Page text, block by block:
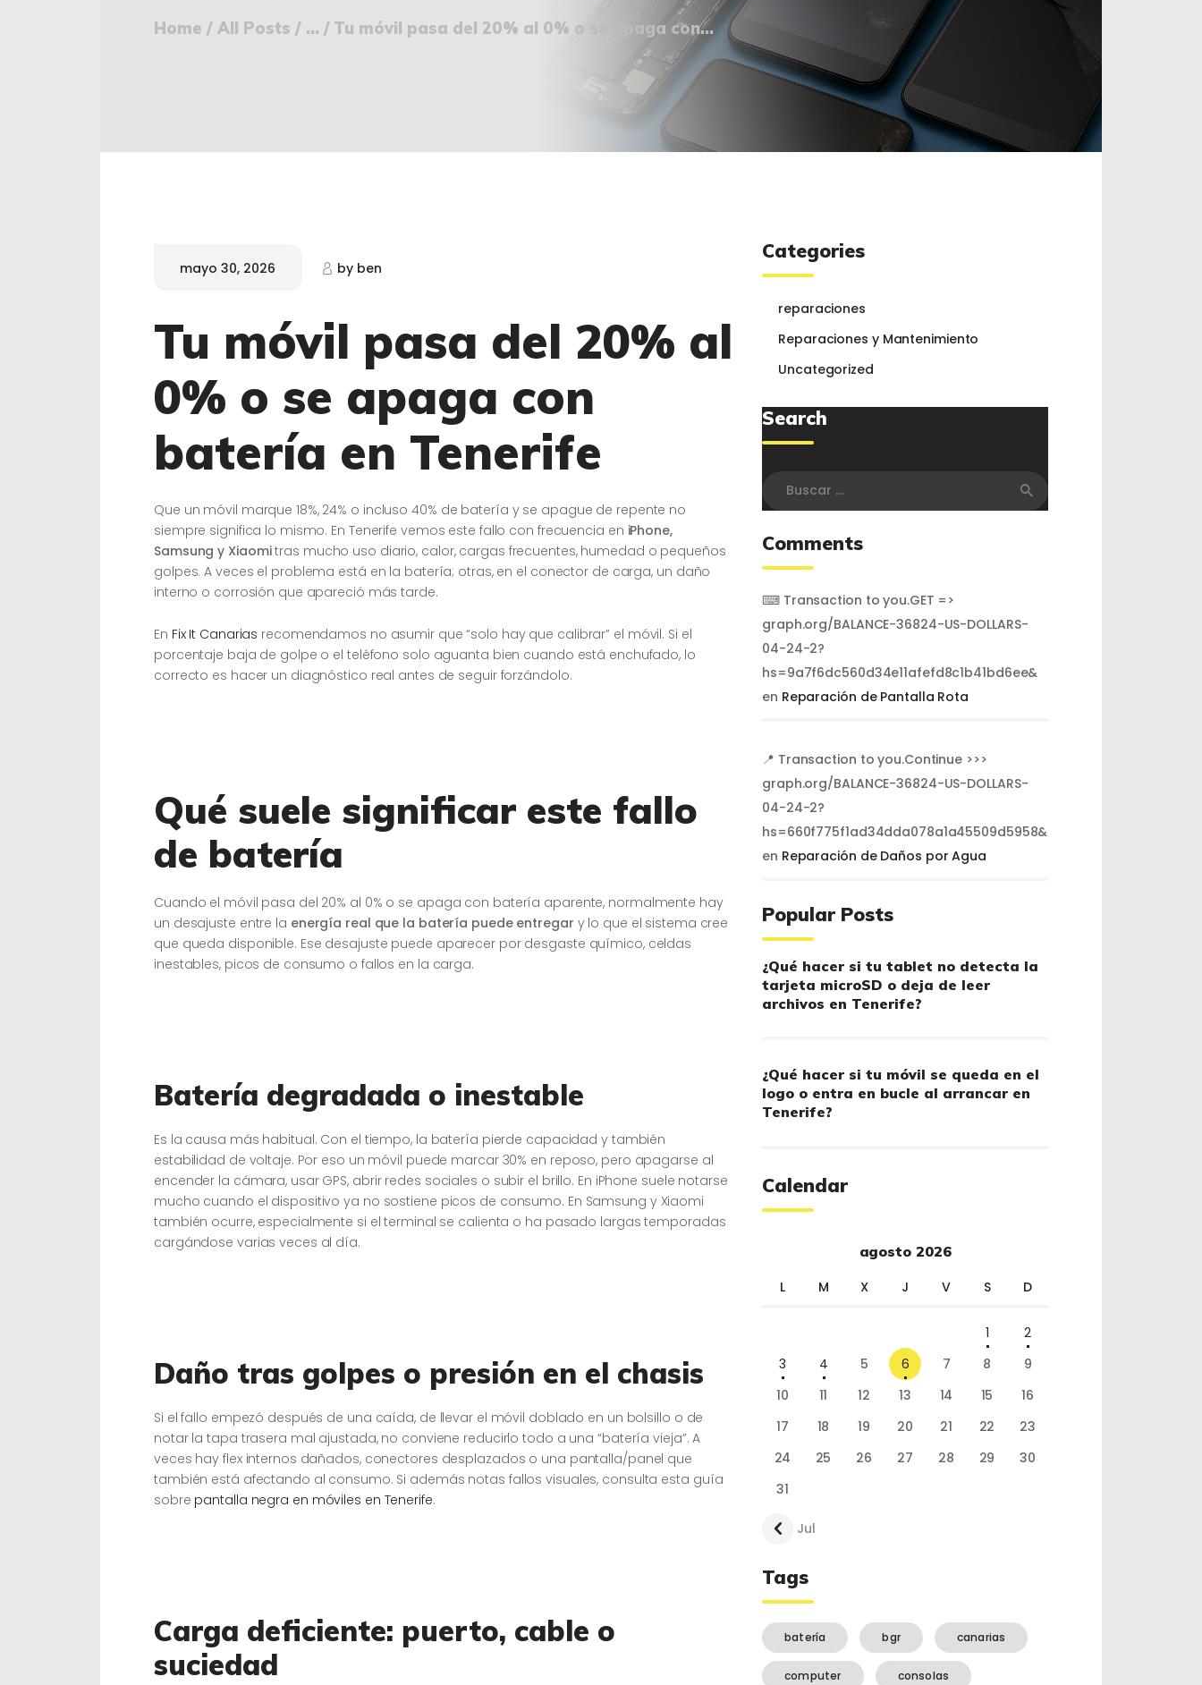
Home All Posts ... Tu móvil pasa del 20% al 0% o se apaga con...
🔒 POLÍTICA DE
mayo 30, 2026 byben
Tu móvil pasa del 20% al
0% o se apaga con
batería en Tenerife
Que un móvil marque 18%, 24% o incluso 40% de batería y se apague de repente no
siempre significa lo mismo. En Tenerife vemos este fallo con frecuencia en iPhone,
Samsung y Xiaomitras mucho uso diario, calor, cargas frecuentes, humedad o pequeños
golpes. A veces el problema está en la batería; otras, en el conector de carga, un daño
interno o corrosión que apareció más tarde.
En Fix It Canarias recomendamos no asumir que “solo hay que calibrar” el móvil. Si el
porcentaje baja de golpe o el teléfono solo aguanta bien cuando está enchufado, lo
correcto es hacer un diagnóstico real antes de seguir forzándolo.
Qué suele significar este fallo
de batería
Cuando el móvil pasa del 20% al 0% o se apaga con batería aparente, normalmente hay
un desajuste entre la energía real que la batería puede entregar y lo que el sistema cree
que queda disponible. Ese desajuste puede aparecer por desgaste químico, celdas
inestables, picos de consumo o fallos en la carga.
Batería degradada o inestable
Es la causa más habitual. Con el tiempo, la batería pierde capacidad y también
estabilidad de voltaje. Por eso un móvil puede marcar 30% en reposo, pero apagarse al
encender la cámara, usar GPS, abrir redes sociales o subir el brillo. En iPhone suele notarse
mucho cuando el dispositivo ya no sostiene picos de consumo. En Samsung y Xiaomi
también ocurre, especialmente si el terminal se calienta o ha pasado largas temporadas
cargándose varias veces al día.
Daño tras golpes o presión en el chasis
Si el fallo empezó después de una caída, de llevar el móvil doblado en un bolsillo o de
notar la tapa trasera mal ajustada, no conviene reducirlo todo a una “batería vieja”. A
veces hay flex internos dañados, conectores desplazados o una pantalla/panel que
también está afectando al consumo. Si además notas fallos visuales, consulta esta guía
sobre pantalla negra en móviles en Tenerife.
Carga deficiente: puerto, cable o
suciedad
Categories
reparaciones
Reparaciones y Mantenimiento
Uncategorized
Search
Comments
⌨ Transaction to you.GET =>
graph.org/BALANCE-36824-US-DOLLARS-
04-24-2?
hs=9a7f6dc560d34e11afefd8c1b41bd6ee&
en Reparación de Pantalla Rota
📍 Transaction to you.Continue >>>
graph.org/BALANCE-36824-US-DOLLARS-
04-24-2?
hs=660f775f1ad34dda078a1a45509d5958&
en Reparación de Daños por Agua
Popular Posts
¿Qué hacer si tu tablet no detecta la
tarjeta microSD o deja de leer
archivos en Tenerife?
¿Qué hacer si tu móvil se queda en el
logo o entra en bucle al arrancar en
Tenerife?
Calendar
agosto 2026
L M X J V S D
1
2
3
4 5 6 7 8
9
10
11 12 13 14 15
16
17
18 19 20 21 22
23
24
25 26 27 28 29
30
31
« Jul
Tags
batería bgr canarias
computer consolas